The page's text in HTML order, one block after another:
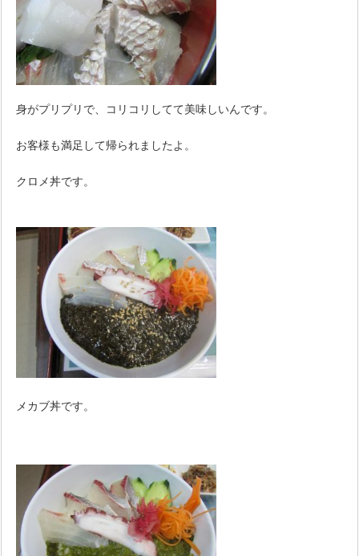
身がプリプリで、コリコリしてて美味しいんです。
お客様も満足して帰られましたよ。
クロメ丼です。
メカブ丼です。